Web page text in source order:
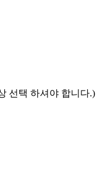
선택 하셔야 합니다.)